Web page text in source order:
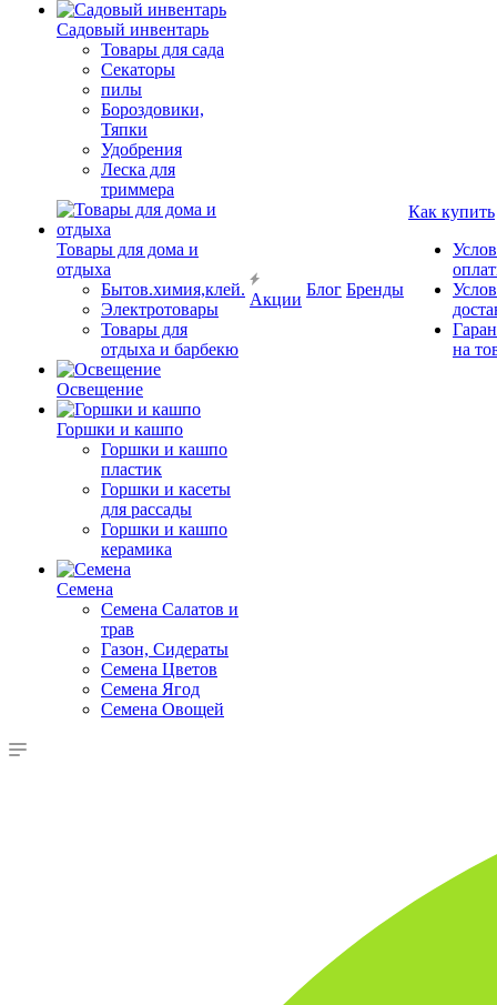
Садовый инвентарь
Товары для сада
Секаторы
пилы
Бороздовики,
Тяпки
Удобрения
Леска для
триммера
Товары для дома и
отдыха
Бытов.химия,клей.
Электротовары
Товары для
отдыха и барбекю
Освещение
Горшки и кашпо
Горшки и кашпо
пластик
Горшки и касеты
для рассады
Горшки и кашпо
керамика
Семена
Семена Салатов и
трав
Газон, Сидераты
Семена Цветов
Семена Ягод
Семена Овощей
Акции
Блог Бренды
Как купить
на